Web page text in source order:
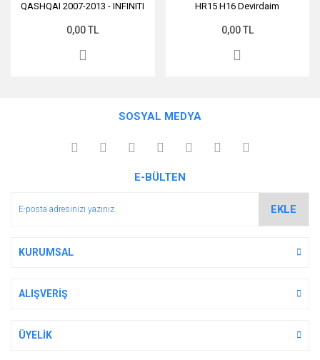
QASHQAI 2007-2013 - INFINITI
0,00 TL
HR15 H16 Devirdaim
0,00 TL
SOSYAL MEDYA
E-BÜLTEN
EKLE
KURUMSAL
ALIŞVERİŞ
ÜYELİK